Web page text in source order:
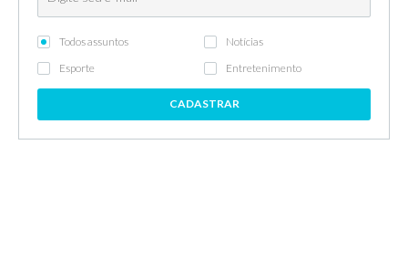
Todos assuntos
Notícias
Esporte
Entretenimento
CADASTRAR